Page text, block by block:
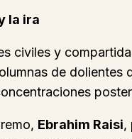
la ira
civiles y
de
Ebrahim Raisi,